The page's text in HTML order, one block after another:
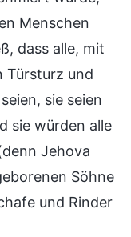
Menschen
dass alle, mit
Türsturz und
sie seien
sie würden alle
Jehova
Söhne
und Rinder